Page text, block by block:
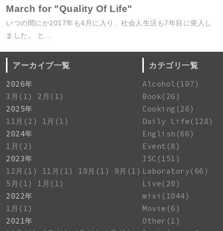
March for "Quality Of Life"
いつの間にか2017年も4月に入り、社会人生活も7年目に突入し
ました。 と...
アーカイブ一覧
2026年
3月(1)
2月(1)
2025年
11月(2)
1月(1)
2024年
1月(2)
2023年
12月(1)
11月(1) 10月(1)
9月(1)
5月(1)
1月(1)
2022年
1月(1)
2021年
カテゴリ一覧
Alcohol(107)
Book(26)
Cooking(26)
Daily Life(128)
English(66)
Event(8)
ISC(151)
Laboratory(66)
Live(20)
mixi(1044)
Movie(6)
Other(1)